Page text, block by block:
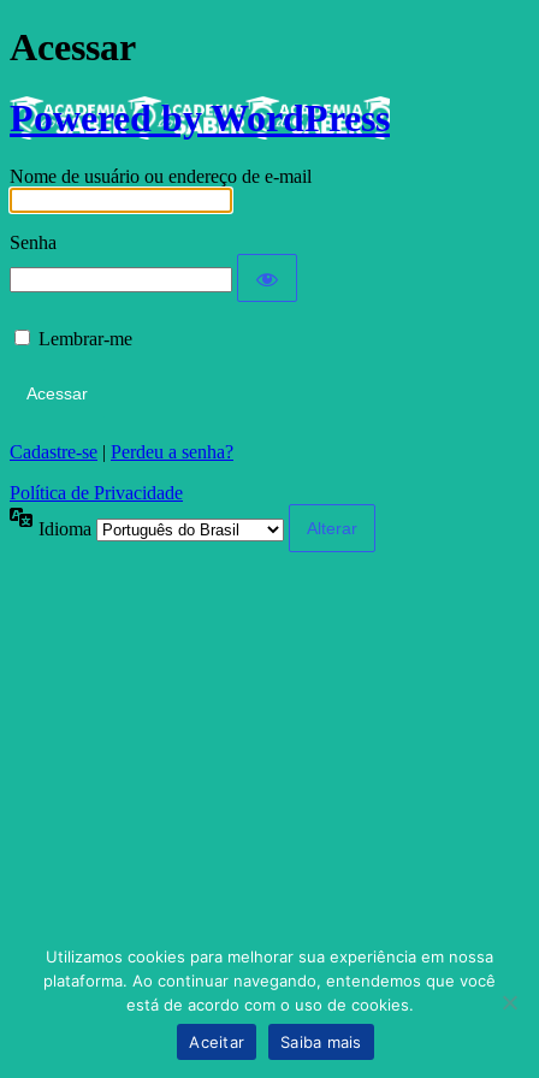
Acessar
Powered by WordPress
Nome de usuário ou endereço de e-mail
Senha
Lembrar-me
Cadastre-se | Perdeu a senha?
Política de Privacidade
Idioma
Utilizamos cookies para melhorar sua experiência em nossa
plataforma. Ao continuar navegando, entendemos que você
está de acordo com o uso de cookies.
Aceitar
Saiba mais